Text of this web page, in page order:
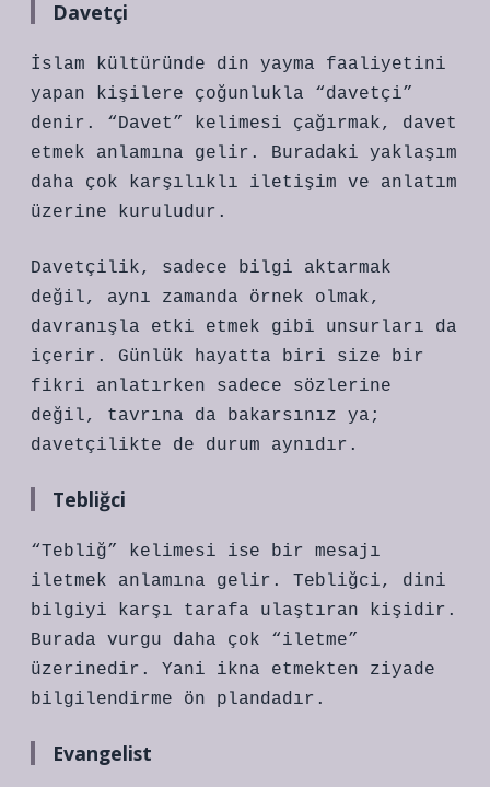
Davetçi
İslam kültüründe din yayma faaliyetini
yapan kişilere çoğunlukla “davetçi”
denir. “Davet” kelimesi çağırmak, davet
etmek anlamına gelir. Buradaki yaklaşım
daha çok karşılıklı iletişim ve anlatım
üzerine kuruludur.
Davetçilik, sadece bilgi aktarmak
değil, aynı zamanda örnek olmak,
davranışla etki etmek gibi unsurları da
içerir. Günlük hayatta biri size bir
fikri anlatırken sadece sözlerine
değil, tavrına da bakarsınız ya;
davetçilikte de durum aynıdır.
Tebliğci
“Tebliğ” kelimesi ise bir mesajı
iletmek anlamına gelir. Tebliğci, dini
bilgiyi karşı tarafa ulaştıran kişidir.
Burada vurgu daha çok “iletme”
üzerinedir. Yani ikna etmekten ziyade
bilgilendirme ön plandadır.
Evangelist